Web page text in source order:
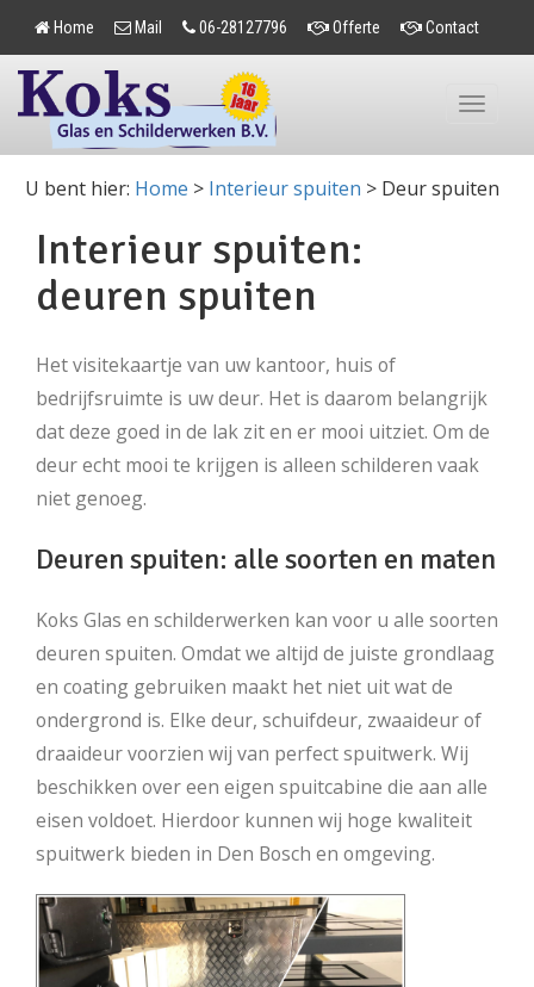
Home Mail 06-28127796 Offerte Contact
Toggle
navigation
U bent hier: Home > Interieur spuiten > Deur spuiten
Interieur spuiten:
deuren spuiten
Het visitekaartje van uw kantoor, huis of
bedrijfsruimte is uw deur. Het is daarom belangrijk
dat deze goed in de lak zit en er mooi uitziet. Om de
deur echt mooi te krijgen is alleen schilderen vaak
niet genoeg.
Deuren spuiten: alle soorten en maten
Koks Glas en schilderwerken kan voor u alle soorten
deuren spuiten. Omdat we altijd de juiste grondlaag
en coating gebruiken maakt het niet uit wat de
ondergrond is. Elke deur, schuifdeur, zwaaideur of
draaideur voorzien wij van perfect spuitwerk. Wij
beschikken over een eigen spuitcabine die aan alle
eisen voldoet. Hierdoor kunnen wij hoge kwaliteit
spuitwerk bieden in Den Bosch en omgeving.